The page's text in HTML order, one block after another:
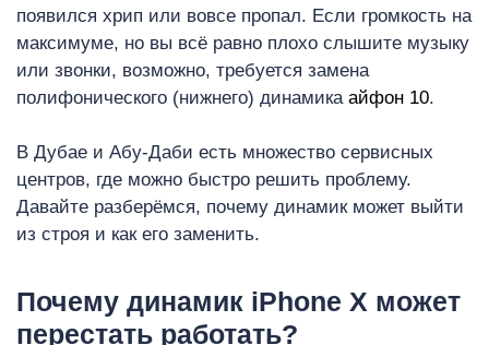
появился хрип или вовсе пропал. Если громкость на
максимуме, но вы всё равно плохо слышите музыку
или звонки, возможно, требуется замена
полифонического (нижнего) динамика айфон 10.
В Дубае и Абу-Даби есть множество сервисных
центров, где можно быстро решить проблему.
Давайте разберёмся, почему динамик может выйти
из строя и как его заменить.
Почему динамик iPhone X может
перестать работать?